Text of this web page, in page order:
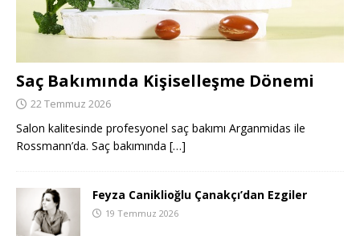
Saç Bakımında Kişiselleşme Dönemi
22 Temmuz 2026
Salon kalitesinde profesyonel saç bakımı Arganmidas ile
Rossmann’da. Saç bakımında […]
Feyza Caniklioğlu Çanakçı’dan Ezgiler
19 Temmuz 2026